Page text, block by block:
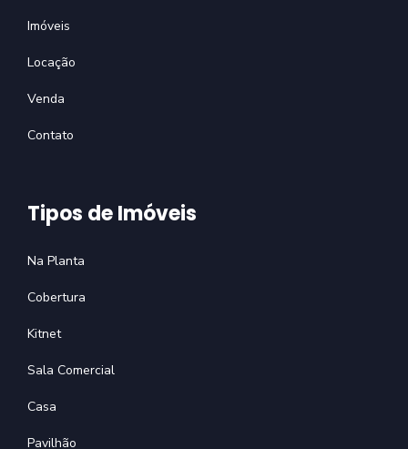
Imóveis
Locação
Venda
Contato
Tipos de Imóveis
Na Planta
Cobertura
Kitnet
Sala Comercial
Casa
Pavilhão